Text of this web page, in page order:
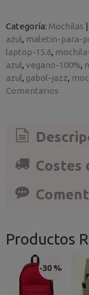
Categoría: Mochilas |
azul
maletin-para-
laptop-15.6
azul
vegano-100%
azul
gabol-jazz
Comentarios
Costes
Productos
-30 %